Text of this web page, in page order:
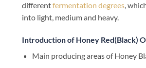
differentfermentation degrees,
into light, medium and heavy.
Introduction of Honey Red(Black)
Main producing areas of Honey